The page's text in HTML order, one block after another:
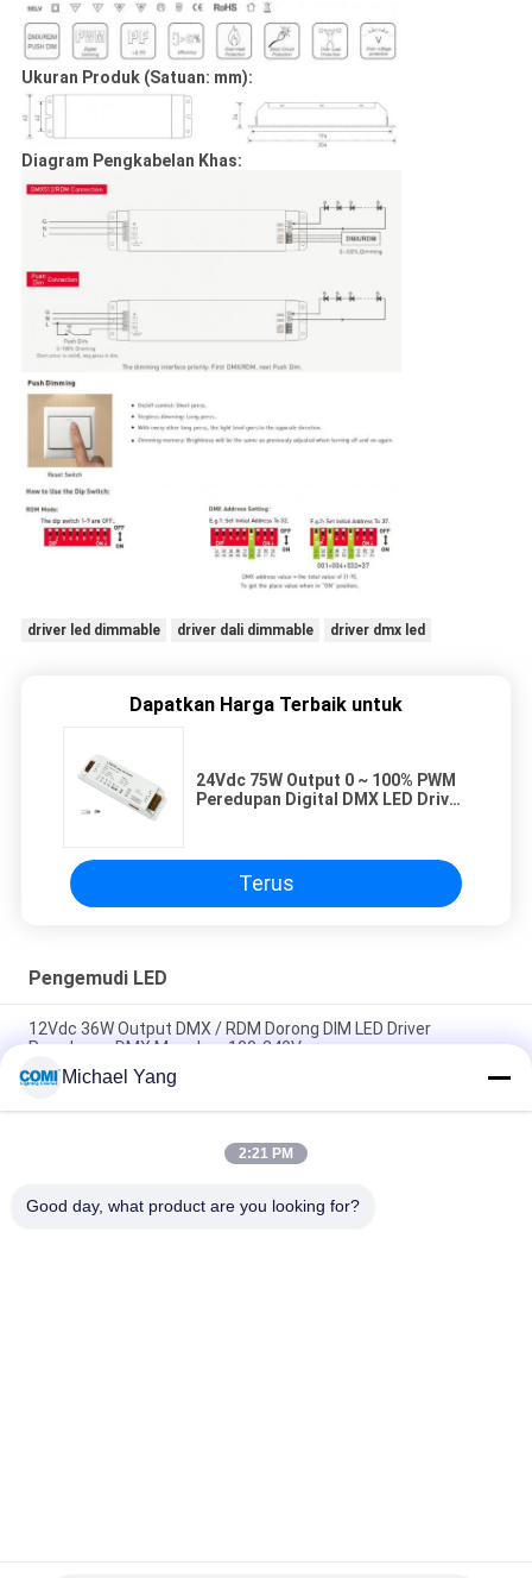
Ukuran Produk (Satuan: mm):
Diagram Pengkabelan Khas:
driver led dimmable driver dali dimmable driver dmx led
Dapatkan Harga Terbaik untuk
24Vdc 75W Output 0 ~ 100% PWM
Peredupan Digital DMX LED Driver
Terus
Pengemudi LED
12Vdc 36W Output DMX / RDM Dorong DIM LED Driver
Peredupan DMX Masukan 100-240Vac
Input 110 - 240Vac
12V 75W Output DALI Dimmable LED Driver Dengan 110 -
Michael Yang
2:21 PM
Good day, what product are you looking for?